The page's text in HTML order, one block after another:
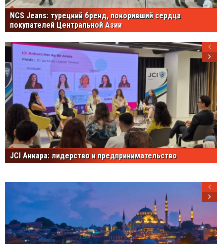
NCS Jeans: турецкий бренд, покоривший сердца
покупателей Центральной Азии
JCI Анкара: лидерство и предпринимательство